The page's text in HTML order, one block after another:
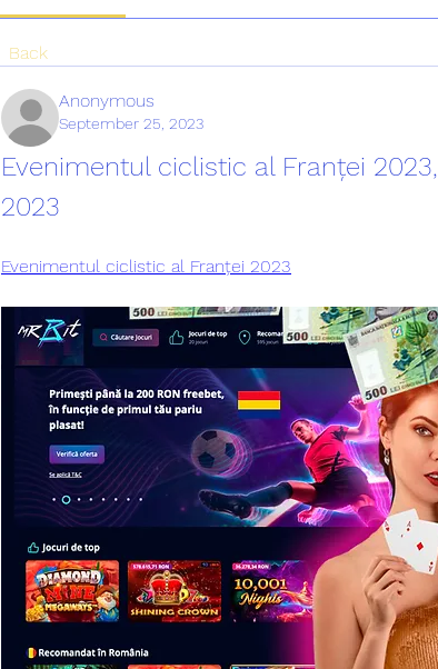
Back
Anonymous
September 25, 2023
Evenimentul ciclistic al Franței
2023
Evenimentul ciclistic al Franței 2023